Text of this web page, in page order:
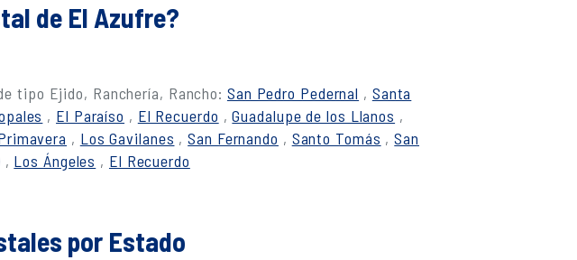
de El Azufre?
tipo Ejido, Ranchería, Rancho: San Pedro Pedernal , Santa
, El Paraíso , El Recuerdo ,Guadalupe de los Llanos ,
, Los Gavilanes ,San Fernando , Santo Tomás ,San
, Los Ángeles , El Recuerdo
por Estado